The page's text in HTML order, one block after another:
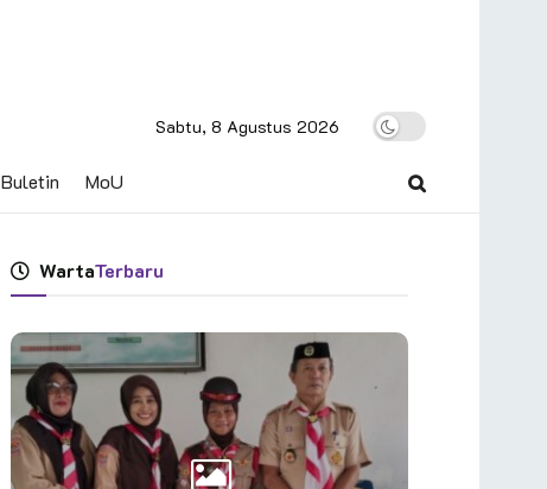
Sabtu, 8 Agustus 2026
Buletin MoU
WartaTerbaru